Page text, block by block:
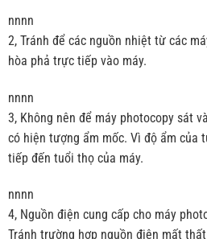
nnnn
2, Tránh để các nguồn nhiệt từ các
hòa phả trực tiếp vào máy.
nnnn
3, Không nên để máy photocopy sát
có hiện tượng ẩm mốc. Vì độ ẩm của
tiếp đến tuổi thọ của máy.
nnnn
4, Nguồn điện cung cấp cho máy
Tránh trường hợp nguồn điện mất